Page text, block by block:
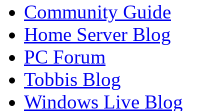
Community Guide
Home Server Blog
PC Forum
Tobbis Blog
Windows Live Blog